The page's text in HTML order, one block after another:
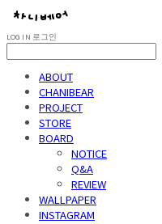
LOG IN 로그인
ABOUT
CHANIBEAR
PROJECT
STORE
BOARD
NOTICE
Q&A
REVIEW
WALLPAPER
INSTAGRAM